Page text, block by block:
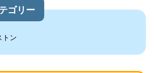
ゴリー
トン